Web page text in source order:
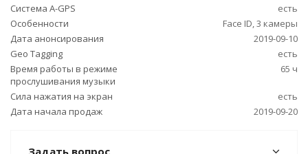
Cистема A-GPS
есть
Особенности
Face ID, 3 камеры
Дата анонсирования
2019-09-10
Geo Tagging
есть
Время работы в режиме
прослушивания музыки
65 ч
Сила нажатия на экран
есть
Дата начала продаж
2019-09-20
Задать вопрос